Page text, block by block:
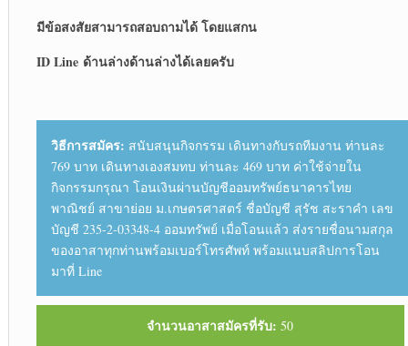
มีข้อสงสัยสามารถสอบถามได้ โดยแสกน
ID Line ด้านล่างด้านล่างได้เลยครับ
วิธีการสมัคร: สนับสนุนกิจกรรม เดินทางกับรถทีมงาน ท่านละ
769 บาท เดินทางเองสมทบ ท่านละ 469 บาท ค่าใช้จ่ายใน
กิจกรรมกรุณา โอนเงินผ่านบัญชีออมทรัพย์ธนาคารไทย
พาณิชย์ สาขาย่อย ม.เกษตรศาสตร์ ชื่อบัญชี สุรัช สะราคำ เลข
บัญชี 235-2-03348-4 ออมทรัพย์ เมื่อโอนแล้ว ส่งรายชื่อนามสกุล
ของอาสาทุกท่านพร้อมเบอร์โทรศัพท์ พร้อมแนบสลิปการโอน
มาที่ Line
จำนวนอาสาสมัครที่รับ: 50